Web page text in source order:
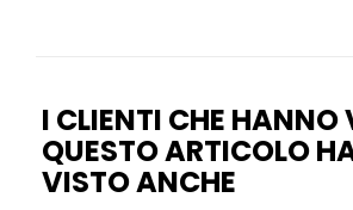
I CLIENTI CHE HANNO
QUESTO ARTICOLO
VISTO ANCHE